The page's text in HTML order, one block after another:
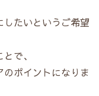
たいというご希望
で、
ポイントになりま